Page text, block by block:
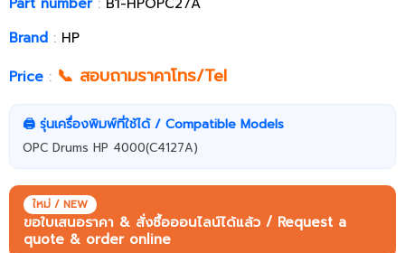
Brand : HP
Price : 📞 สอบถามราคาโทร/Tel
🖨️ รุ่นเครื่องพิมพ์ที่ใช้ได้ / Compatible Models
OPC Drums HP 4000(C4127A)
ใหม่ / NEW
ขอใบเสนอราคา & สั่งซื้อออนไลน์ได้แล้ว / Request a
quote & order online